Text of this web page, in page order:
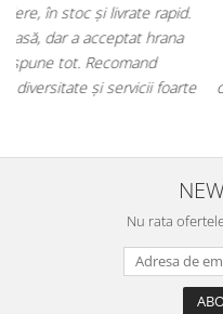
antiparazitare,
comod să pot comanda tot
dintr-un singur loc.
originale și în termen.
pentru
Nu rata